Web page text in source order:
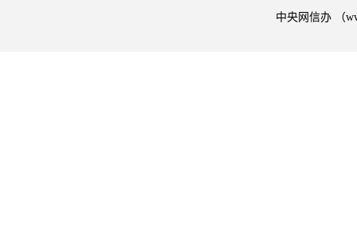
中央网信办 （